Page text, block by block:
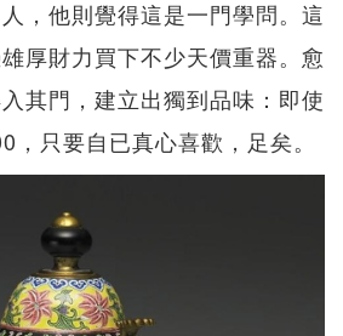
，他則覺得這是一門學問。這
厚財力買下不少天價重器。愈
其門，建立出獨到品味：即使
只要自已真心喜歡，足矣。